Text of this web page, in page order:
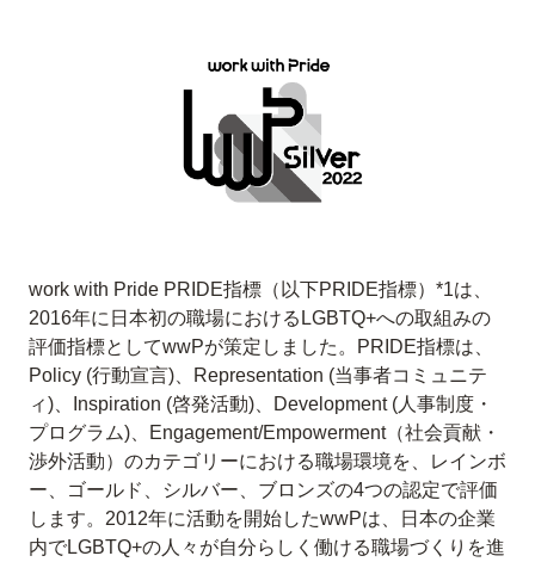
work with Pride PRIDE指標（以下PRIDE指標）*1は、
2016年に日本初の職場におけるLGBTQ+への取組みの
評価指標としてwwPが策定しました。PRIDE指標は、
Policy (行動宣言)、Representation (当事者コミュニテ
ィ)、Inspiration (啓発活動)、Development (人事制度・
プログラム)、Engagement/Empowerment（社会貢献・
渉外活動）のカテゴリーにおける職場環境を、レインボ
ー、ゴールド、シルバー、ブロンズの4つの認定で評価
します。2012年に活動を開始したwwPは、日本の企業
内でLGBTQ+の人々が自分らしく働ける職場づくりを進